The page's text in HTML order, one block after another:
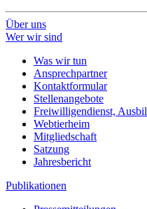
Über uns
Wer wir sind
Was wir tun
Ansprechpartner
Kontaktformular
Stellenangebote
Freiwilligendienst,
Webtierheim
Mitgliedschaft
Satzung
Jahresbericht
Publikationen